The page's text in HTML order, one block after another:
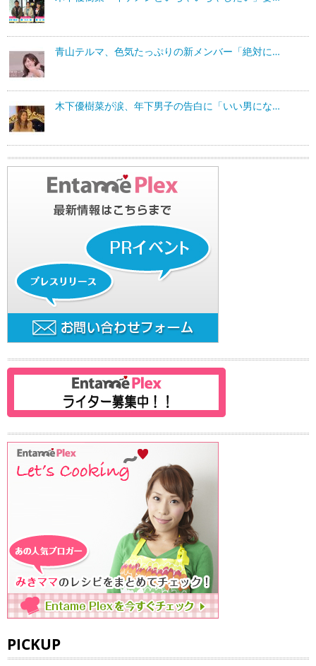
青山テルマ、色気たっぷりの新メンバー「絶対に…
木下優樹菜が涙、年下男子の告白に「いい男にな…
PICKUP